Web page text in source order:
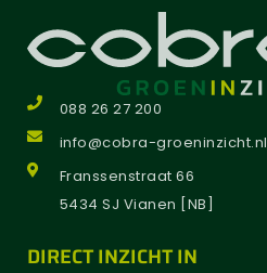
088 26 27 200
info@cobra-groeninzicht.nl
Franssenstraat 66
5434 SJ Vianen [NB]
DIRECT INZICHT IN